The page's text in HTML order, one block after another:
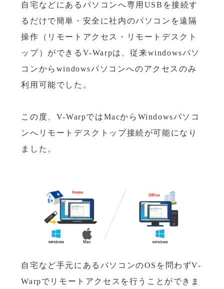
自宅などにあるパソコンへ専用USBを接続す
るだけで簡単・安全に社内のパソコンを遠隔
操作（リモートアクセス・リモートデスクト
ップ）ができるV-Warpは、従来windowsパソ
コンからwindowsパソコンへのアクセスのみ
利用可能でした。
この度、V-WarpではMacからWindowsパソコ
ンへリモートデスクトップ接続が可能になり
ました。
自宅など手元にあるパソコンのOSを問わずV-
Warpでリモートアクセスを行うことができま